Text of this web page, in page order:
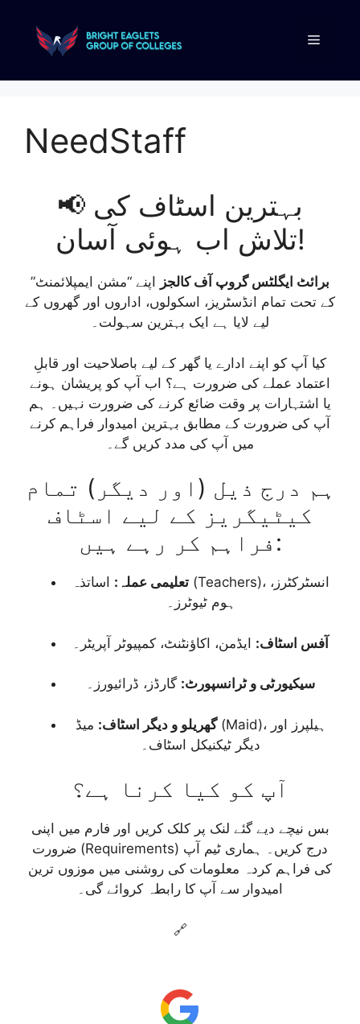
NeedStaff
📢 بہترین اسٹاف کی
تلاش اب ہوئی آسان!
برائٹ ایگلٹس گروپ آف کالجز
اپنے “مشن ایمپلائمنٹ”
کے تحت تمام انڈسٹریز، اسکولوں، اداروں اور گھروں کے
لیے لایا ہے ایک بہترین سہولت۔
کیا آپ کو اپنے ادارے یا گھر کے لیے باصلاحیت اور قابلِ
اعتماد عملے کی ضرورت ہے؟ اب آپ کو پریشان ہونے
یا اشتہارات پر وقت ضائع کرنے کی ضرورت نہیں۔ ہم
آپ کی ضرورت کے مطابق بہترین امیدوار فراہم کرنے
میں آپ کی مدد کریں گے۔
ہم درج ذیل (اور دیگر) تمام
کیٹیگریز کے لیے اسٹاف
فراہم کر رہے ہیں:
تعلیمی عملہ: اساتذہ (Teachers)، انسٹرکٹرز،
ہوم ٹیوٹرز۔
آفس اسٹاف: ایڈمن، اکاؤنٹنٹ، کمپیوٹر آپریٹر۔
سیکیورٹی و ٹرانسپورٹ: گارڈز، ڈرائیورز۔
گھریلو و دیگر اسٹاف: میڈ (Maid)، ہیلپرز اور
دیگر ٹیکنیکل اسٹاف۔
آپ کو کیا کرنا ہے؟
بس نیچے دیے گئے لنک پر کلک کریں اور فارم میں اپنی
ضرورت (Requirements) درج کریں۔ ہماری ٹیم آپ
کی فراہم کردہ معلومات کی روشنی میں موزوں ترین
امیدوار سے آپ کا رابطہ کروائے گی۔
🔗